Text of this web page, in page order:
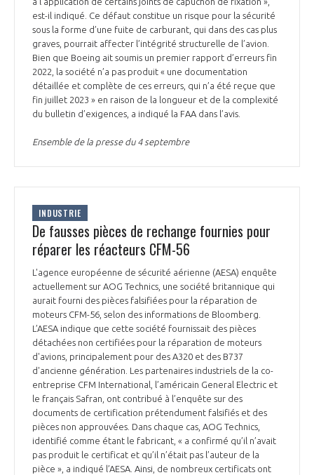
est-il indiqué. Ce défaut constitue un risque pour la sécurité
sous la forme d’une fuite de carburant, qui dans des cas plus
graves, pourrait affecter l’intégrité structurelle de l’avion.
Bien que Boeing ait soumis un premier rapport d’erreurs fin
2022, la société n’a pas produit « une documentation
détaillée et complète de ces erreurs, qui n’a été reçue que
fin juillet 2023 » en raison de la longueur et de la complexité
du bulletin d’exigences, a indiqué la FAA dans l’avis.
Ensemble de la presse du 4 septembre
INDUSTRIE
De fausses pièces de rechange fournies pour
réparer les réacteurs CFM-56
L'agence européenne de sécurité aérienne (AESA) enquête
actuellement sur AOG Technics, une société britannique qui
aurait fourni des pièces falsifiées pour la réparation de
moteurs CFM-56, selon des informations de Bloomberg.
L’AESA indique que cette société fournissait des pièces
détachées non certifiées pour la réparation de moteurs
d'avions, principalement pour des A320 et des B737
d'ancienne génération. Les partenaires industriels de la co-
entreprise CFM International, l’américain General Electric et
le français Safran, ont contribué à l’enquête sur des
documents de certification prétendument falsifiés et des
pièces non approuvées. Dans chaque cas, AOG Technics,
identifié comme étant le fabricant, « a confirmé qu’il n’avait
pas produit le certificat et qu’il n’était pas l’auteur de la
pièce », a indiqué l’AESA. Ainsi, de nombreux certificats ont